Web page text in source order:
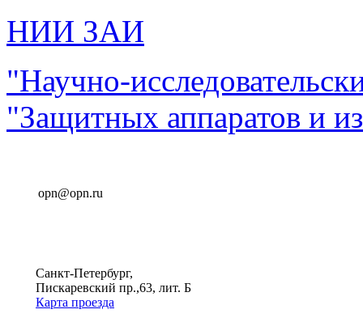
НИИ ЗАИ
"Научно-
"Защитных аппаратов и
opn@opn.ru
Санкт-Петербург,
Пискаревский пр.,63, лит. Б
Карта проезда